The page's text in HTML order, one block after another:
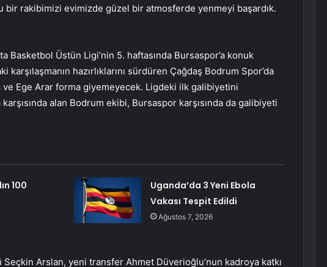
bir rakibimizi evimizde güzel bir atmosferde yenmeyi başardık.
Basketbol Üstün Ligi’nin 5. haftasında Bursaspor’a konuk
karşılaşmanın hazırlıklarını sürdüren Çağdaş Bodrum Spor’da
ve Ege Arar forma giyemeyecek. Ligdeki ilk galibiyetini
alan Bodrum ekibi, Bursaspor karşısında da galibiyeti
100
Uganda’da 3 Yeni Ebola
Vakası Tespit Edildi
Ağustos 7, 2026
Arslan, yeni transfer Ahmet Düverioğlu’nun kadroya katkı